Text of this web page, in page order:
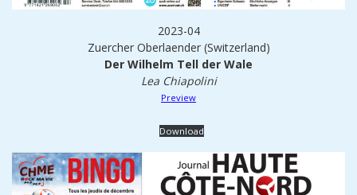
2023-04
Zuercher Oberlaender (Switzerland)
Der Wilhelm Tell der Wale
Lea Chiapolini
Preview
Download